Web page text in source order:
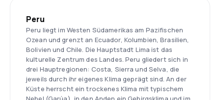
Peru
Peru liegt im Westen Südamerikas am Pazifischen
Ozean und grenzt an Ecuador, Kolumbien, Brasilien,
Bolivien und Chile. Die Hauptstadt Lima ist das
kulturelle Zentrum des Landes. Peru gliedert sich in
drei Hauptregionen: Costa, Sierra und Selva, die
jeweils durch ihr eigenes Klima geprägt sind. An der
Küste herrscht ein trockenes Klima mit typischem